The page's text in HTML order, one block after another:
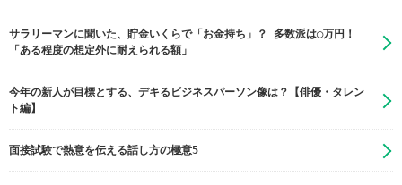
サラリーマンに聞いた、貯金いくらで「お金持ち」？ 多数派は◯万円！
「ある程度の想定外に耐えられる額」
今年の新人が目標とする、デキるビジネスパーソン像は？【俳優・タレン
ト編】
面接試験で熱意を伝える話し方の極意5